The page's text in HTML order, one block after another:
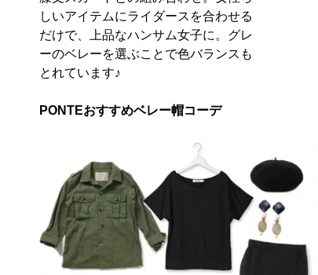
しいアイテムにライダースを合わせる
だけで、上品なハンサム女子に。グレ
ーのベレーを選ぶことで色バランスも
とれています♪
PONTEおすすめベレー帽コーデ